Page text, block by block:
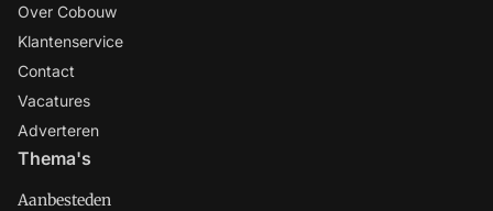
Over Cobouw
Klantenservice
Contact
Vacatures
Adverteren
Thema's
Aanbesteden